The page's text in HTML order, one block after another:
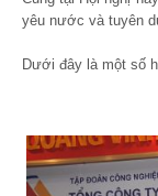
yêu nước và tuyên
Dưới đây là một số